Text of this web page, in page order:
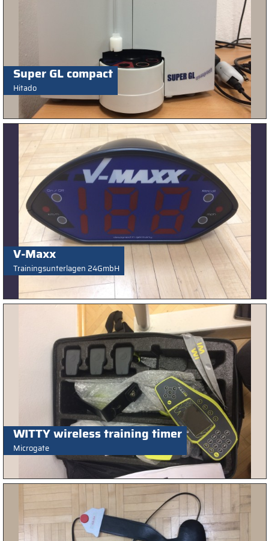
Super GL compact
Hitado
V-Maxx
Trainingsunterlagen 24GmbH
WITTY wireless training timer
Microgate